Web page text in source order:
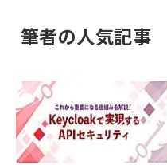
筆者の人気記事